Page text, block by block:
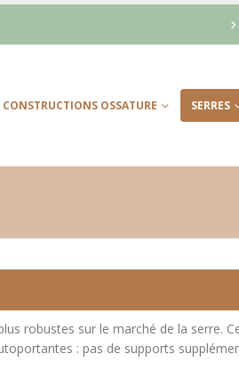
CONSTRUCTIONS OSSATURE SERRES
robustes sur le marché de la serre.
: pas de supports